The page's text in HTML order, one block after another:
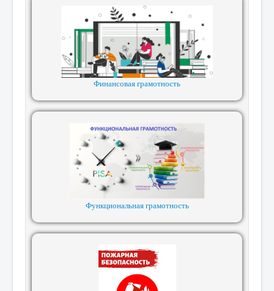
Финансовая грамотность
Функциональная грамотность